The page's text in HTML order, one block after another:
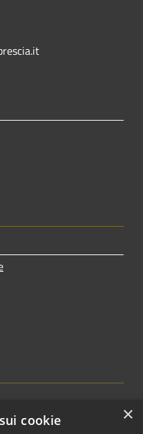
×
cookie